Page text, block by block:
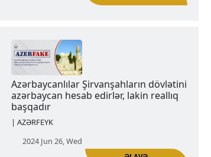
ƏLAVƏ
Azərbaycanlılar Qaraqoyunluları
azərbaycanlı kimi hesab edirlər, lakin
reallıq başqadır